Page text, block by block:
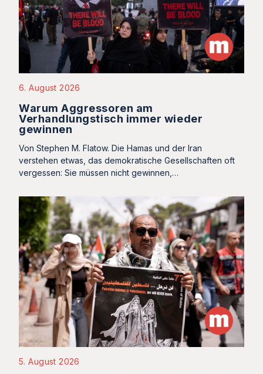
6. August 2026
Warum Aggressoren am
Verhandlungstisch immer wieder
gewinnen
Von Stephen M. Flatow. Die Hamas und der Iran
verstehen etwas, das demokratische Gesellschaften oft
vergessen: Sie müssen nicht gewinnen,…
5. August 2026